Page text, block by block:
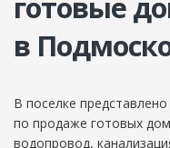
(495)
021-
office@rdachi.ru
в
В поселке
по продаже готовых
водопровод,